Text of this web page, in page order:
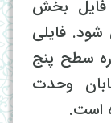
بخش
فایلی
سطح پنج
وحدت
است.